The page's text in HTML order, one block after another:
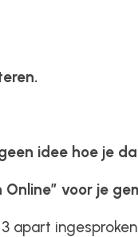
idee hoe je
voor je
apart